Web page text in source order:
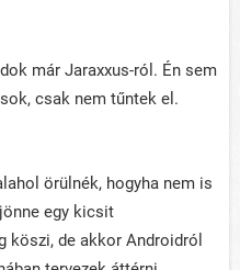
már Jaraxxus-ról. Én sem
csak nem tűntek el.
örülnék, hogyha nem is
egy kicsit
köszi, de akkor Androidról